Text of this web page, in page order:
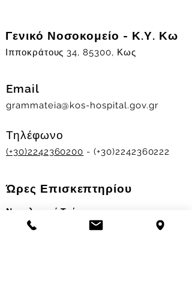
Γενικό Νοσοκομείο - Κ.Υ. Κω
Ιπποκράτους 34, 85300, Κως
Email
grammateia@kos-hospital.gov.gr
Τηλέφωνο
(+30)2242360200 - (+30)2242360222
Ώρες Επισκεπτηρίου
Νοσηλευτικά Τμήματα
Χειμερινό ωράριο: 11.00-13.00
17.30-19.30